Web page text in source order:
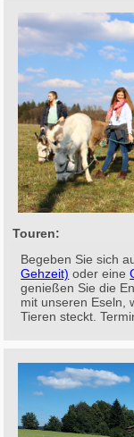
Touren:
Begeben Sie sich
Gehzeit) oder eine
genießen Sie die
mit unseren Eseln,
Tieren steckt.